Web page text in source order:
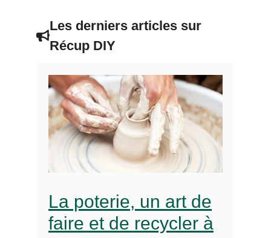
Les derniers articles sur
Récup DIY
La poterie, un art de
faire et de recycler à